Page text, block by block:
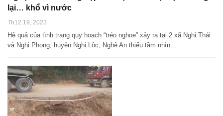
lại… khổ vì nước
Th12 19, 2023
Hệ quả của tình trạng quy hoạch “tréo nghoe” xảy ra tại 2 xã Nghi Thái
và Nghi Phong, huyện Nghị Lộc, Nghệ An thiếu tầm nhìn…